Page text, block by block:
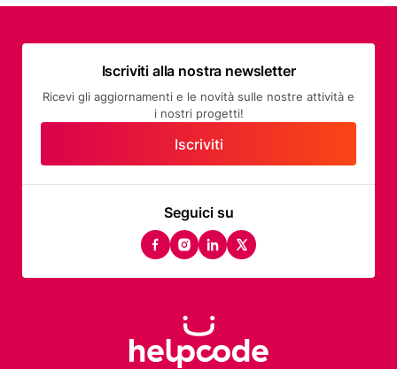
Seguici su
facebook
instagram
linkedin
twitter
Iscriviti alla nostra newsletter
Ricevi gli aggiornamenti e le novità sulle nostre attività e
i nostri progetti!
Iscriviti